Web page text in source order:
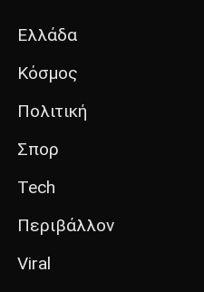
Ελλάδα
Κόσμος
Πολιτική
Σπορ
Tech
Περιβάλλον
Viral